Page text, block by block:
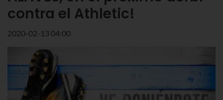
contra el Athletic!
2020-02-13 04:00